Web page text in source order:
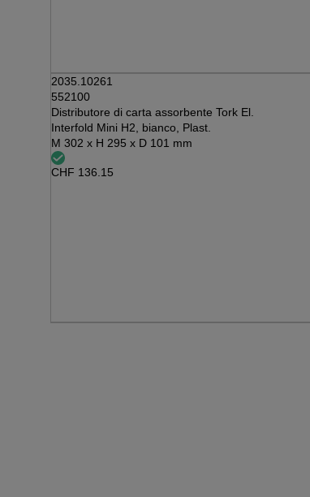
2035.10261
552100
Distributore di carta assorbente Tork El.
Interfold Mini H2, bianco, Plast.
M 302 x H 295 x D 101 mm
CHF 136.15